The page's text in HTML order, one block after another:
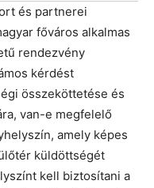
és partnerei
főváros alkalmas
rendezvény
kérdést
összeköttetése és
van-e megfelelő
amely képes
küldöttségét
kell biztosítani a